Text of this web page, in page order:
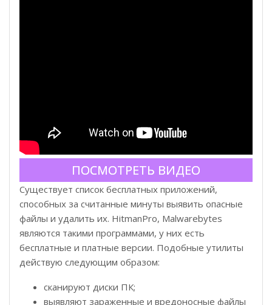
ПОСМОТРЕТЬ ВИДЕО
Существует список бесплатных приложений,
способных за считанные минуты выявить опасные
файлы и удалить их. HitmanPro, Malwarebytes
являются такими программами, у них есть
бесплатные и платные версии. Подобные утилиты
действую следующим образом:
сканируют диски ПК;
выявляют зараженные и вредоносные файлы